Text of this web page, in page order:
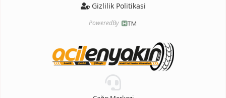
Gizlilik Politikasi
PoweredBy